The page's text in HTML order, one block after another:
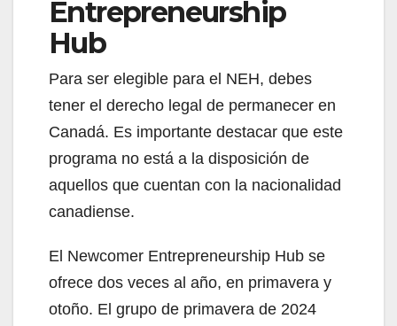
Entrepreneurship
Hub
Para ser elegible para el NEH, debes
tener el derecho legal de permanecer en
Canadá. Es importante destacar que este
programa no está a la disposición de
aquellos que cuentan con la nacionalidad
canadiense.
El Newcomer Entrepreneurship Hub se
ofrece dos veces al año, en primavera y
otoño. El grupo de primavera de 2024